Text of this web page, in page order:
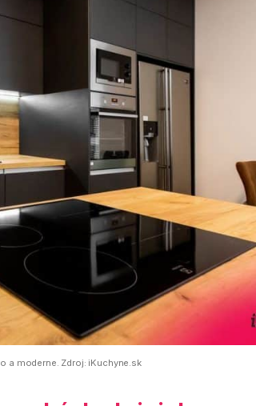
a moderne. Zdroj: iKuchyne.sk